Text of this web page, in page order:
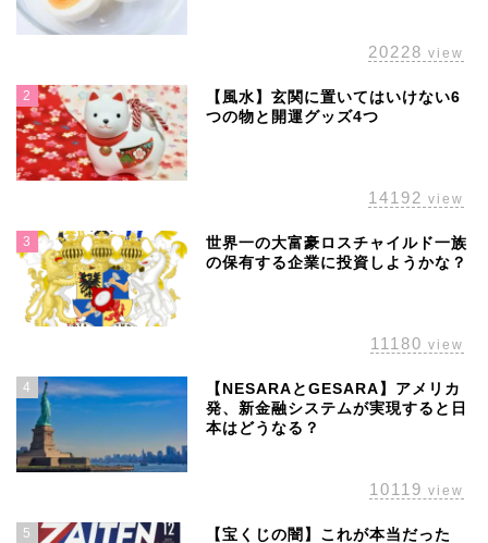
20228 view
2
【風水】玄関に置いてはいけない6
つの物と開運グッズ4つ
14192 view
3
世界一の大富豪ロスチャイルド一族
の保有する企業に投資しようかな？
11180 view
4
【NESARAとGESARA】アメリカ
発、新金融システムが実現すると日
本はどうなる？
10119 view
5 【宝くじの闇】これが本当だった